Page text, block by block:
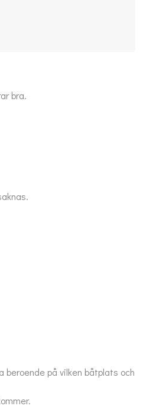
bra.
beroende på vilken båtplats och